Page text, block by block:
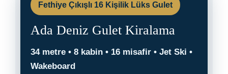
Fethiye Çıkışlı 16 Kişilik Lüks Gulet
Ada Deniz Gulet Kiralama
34 metre • 8 kabin • 16 misafir • Jet Ski •
Wakeboard